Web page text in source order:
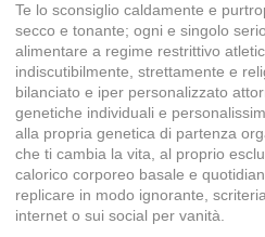
Te lo sconsiglio caldamente e
secco e tonante; ogni e singolo
alimentare a regime restrittivo
indiscutibilmente, strettamente e
bilanciato e iper personalizzato
genetiche individuali e
alla propria genetica di partenza
che ti cambia la vita, al proprio
calorico corporeo basale e
replicare in modo ignorante,
internet o sui social per vanità.